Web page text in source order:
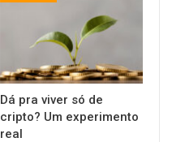
Dá pra viver só de
cripto? Um experimento
real